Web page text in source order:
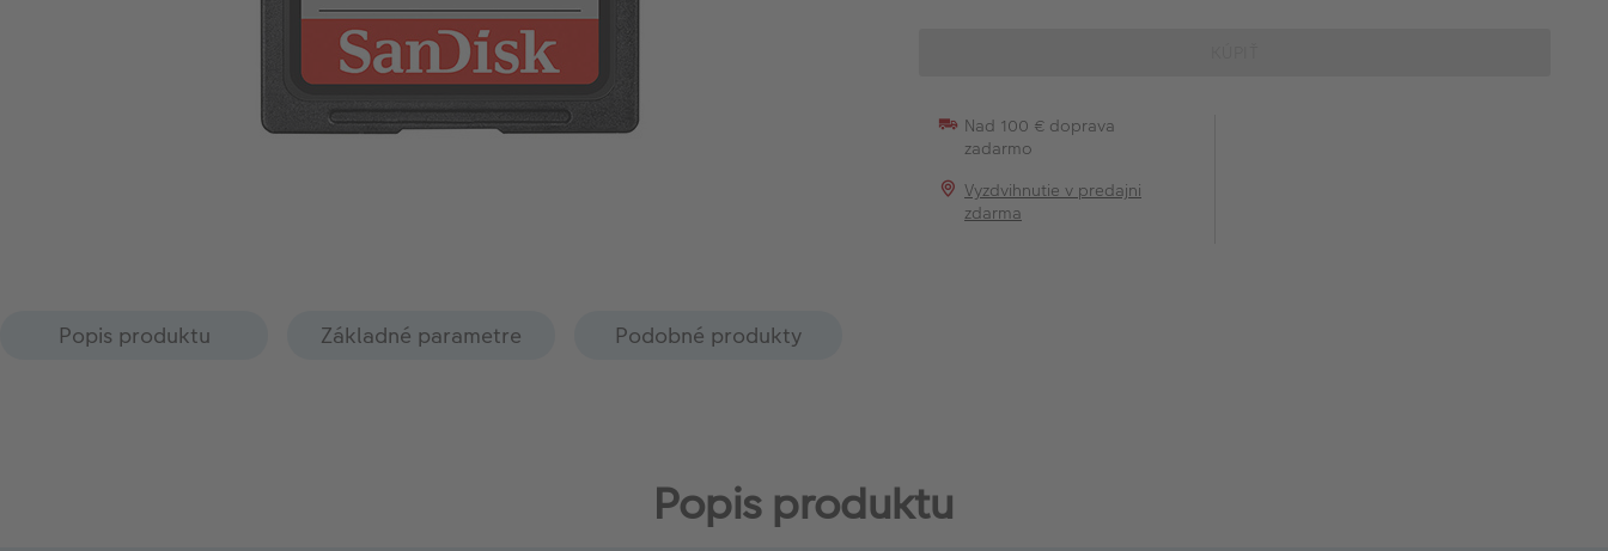
Nad 100 € doprava
zadarmo
Vyzdvihnutie v predajni
zdarma
Popis produktu Základné parametre Podobné produkty
Popis produktu